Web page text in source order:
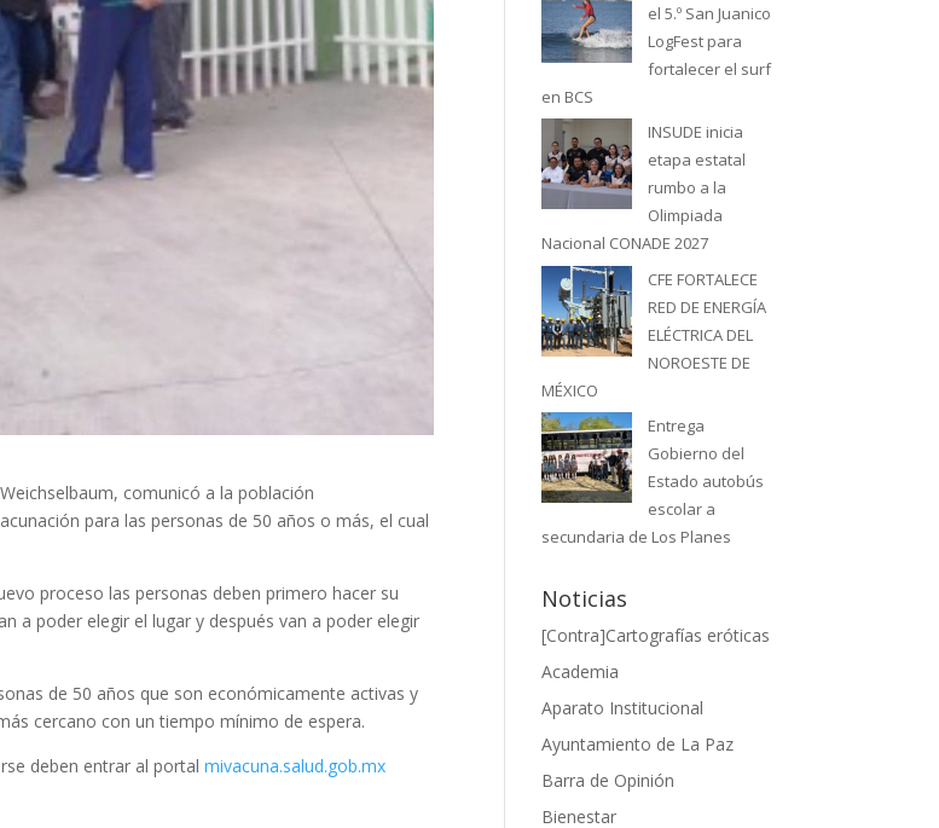
comunicó a la población
para las personas de 50 años o más, el cual
proceso las personas deben primero hacer su
a poder elegir el lugar y después van a poder elegir
de 50 años que son económicamente activas y
cercano con un tiempo mínimo de espera.
deben entrar al portalmivacuna.salud.gob.mx
el 5.º San Juanico
LogFest para
fortalecer el surf
en BCS
INSUDE inicia
etapa estatal
rumbo a la
Olimpiada
Nacional CONADE 2027
CFE FORTALECE
RED DE ENERGÍA
ELÉCTRICA DEL
NOROESTE DE
MÉXICO
Entrega
Gobierno del
Estado autobús
escolar a
secundaria de Los Planes
Noticias
[Contra]Cartografías eróticas
Academia
Aparato Institucional
Ayuntamiento de La Paz
Barra de Opinión
Bienestar